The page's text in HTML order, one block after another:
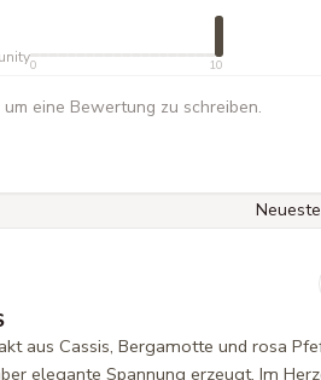
0 10
eine Bewertung zu schreiben.
aus Cassis, Bergamotte und rosa
elegante Spannung erzeugt. Im